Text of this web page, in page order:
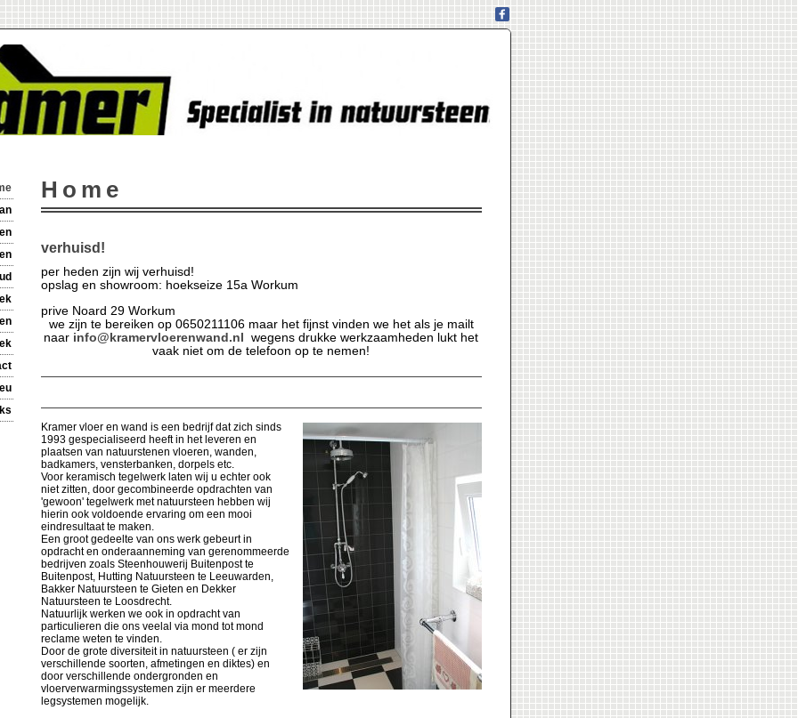
Home
verhuisd!
per heden zijn wij verhuisd!
opslag en showroom: hoekseize 15a Workum
prive Noard 29 Workum
we zijn te bereiken op 0650211106 maar het fijnst vinden we het als je mailt
naar info@kramervloerenwand.nl wegens drukke werkzaamheden lukt het
vaak niet om de telefoon op te nemen!
Kramer vloer en wand is een bedrijf dat zich sinds
1993 gespecialiseerd heeft in het leveren en
plaatsen van natuurstenen vloeren, wanden,
badkamers, vensterbanken, dorpels etc.
Voor keramisch tegelwerk laten wij u echter ook
niet zitten, door gecombineerde opdrachten van
'gewoon' tegelwerk met natuursteen hebben wij
hierin ook voldoende ervaring om een mooi
eindresultaat te maken.
Een groot gedeelte van ons werk gebeurt in
opdracht en onderaanneming van gerenommeerde
bedrijven zoals Steenhouwerij Buitenpost te
Buitenpost, Hutting Natuursteen te Leeuwarden,
Bakker Natuursteen te Gieten en Dekker
Natuursteen te Loosdrecht.
Natuurlijk werken we ook in opdracht van
particulieren die ons veelal via mond tot mond
reclame weten te vinden.
Door de grote diversiteit in natuursteen ( er zijn
verschillende soorten, afmetingen en diktes) en
door verschillende ondergronden en
vloerverwarmingssystemen zijn er meerdere
legsystemen mogelijk.